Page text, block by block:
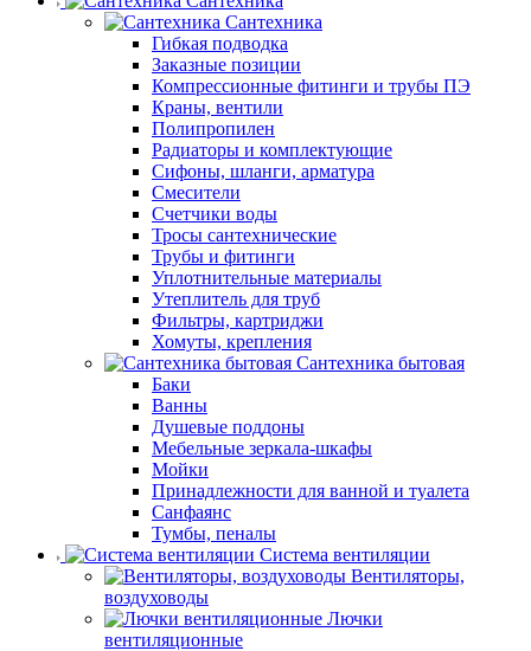
Сантехника
Гибкая подводка
Заказные позиции
Компрессионные фитинги и трубы ПЭ
Краны, вентили
Полипропилен
Радиаторы и комплектующие
Сифоны, шланги, арматура
Смесители
Счетчики воды
Тросы сантехнические
Трубы и фитинги
Уплотнительные материалы
Утеплитель для труб
Фильтры, картриджи
Хомуты, крепления
Сантехника бытовая
Баки
Ванны
Душевые поддоны
Мебельные зеркала-шкафы
Мойки
Принадлежности для ванной и туалета
Санфаянс
Тумбы, пеналы
Система вентиляции
Вентиляторы,
воздуховоды
Лючки
вентиляционные